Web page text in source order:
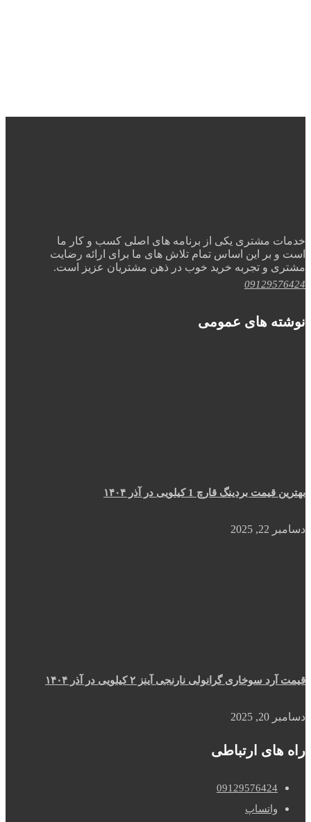
خدمات مشتری یکی از برنامه های اصلی کسب و کار ما
است و بر این اساس تمام تلاش های ما برای ارائه رضایت
مشتری و تجربه خرید خوب در ذهن مشتریان عزیز است.
09129576424
نوشته های عمومی
بهترین قیمت بردینگ قارچ 1 کیلویی در آذر ۱۴۰۴
دسامبر 22, 2025
قیمت آرد سوخاری گرانولی نارنجی آینز ۲ کیلویی در آذر ۱۴۰۴
دسامبر 20, 2025
راه های ارتباطی
09129576424
واتساپ